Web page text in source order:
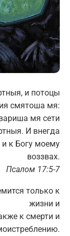
и потоцы
смятоша мя:
мя сети
И внегда
и к Богу моему
воззвах.
Псалом 17:5-7
только к
жизни и
к смерти и